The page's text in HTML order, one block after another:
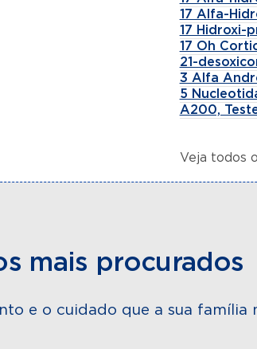
17 Alfa-
17 Hidroxi-
17 Oh
21-
3 Alfa
5
A200,
Veja todos
mais procurados
e o cuidado que a sua família